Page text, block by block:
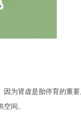
为肾虚是胎停育的重
间。